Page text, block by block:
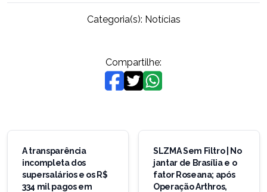
Categoria(s): Notícias
Compartilhe:
Navegação
Post
A transparência
incompleta dos
supersalários e os R$
334 mil pagos em
SLZMA Sem Filtro | No
jantar de Brasília e o
fator Roseana; após
Operação Arthros,